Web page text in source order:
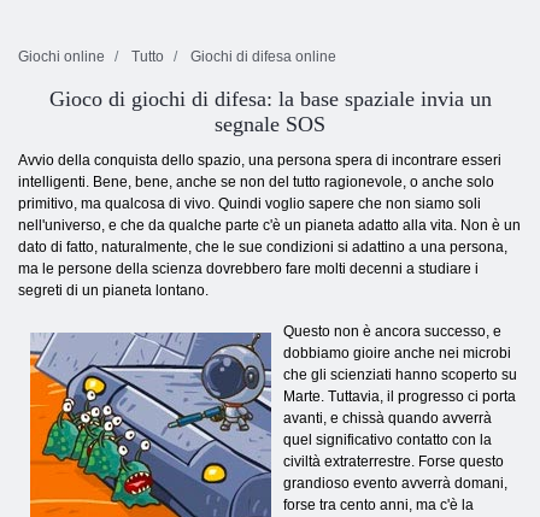
Giochi online Tutto Giochi di difesa online
Gioco di giochi di difesa: la base spaziale invia un
segnale SOS
Avvio della conquista dello spazio, una persona spera di incontrare esseri
intelligenti. Bene, bene, anche se non del tutto ragionevole, o anche solo
primitivo, ma qualcosa di vivo. Quindi voglio sapere che non siamo soli
nell'universo, e che da qualche parte c'è un pianeta adatto alla vita. Non è un
dato di fatto, naturalmente, che le sue condizioni si adattino a una persona,
ma le persone della scienza dovrebbero fare molti decenni a studiare i
segreti di un pianeta lontano.
Questo non è ancora successo, e
dobbiamo gioire anche nei microbi
che gli scienziati hanno scoperto su
Marte. Tuttavia, il progresso ci porta
avanti, e chissà quando avverrà
quel significativo contatto con la
civiltà extraterrestre. Forse questo
grandioso evento avverrà domani,
forse tra cento anni, ma c'è la